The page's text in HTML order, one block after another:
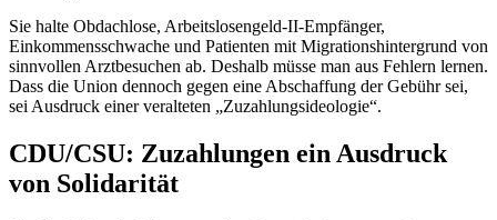
Sie halte Obdachlose, Arbeitslosengeld-II-Empfänger,
Einkommensschwache und Patienten mit Migrationshintergrund von
sinnvollen Arztbesuchen ab. Deshalb müsse man aus Fehlern lernen.
Dass die Union dennoch gegen eine Abschaffung der Gebühr sei,
sei Ausdruck einer veralteten „Zuzahlungsideologie“.
CDU/CSU: Zuzahlungen ein Ausdruck
von Solidarität